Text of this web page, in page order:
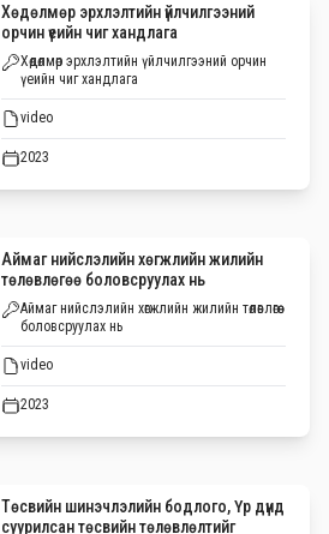
Хөдөлмөр эрхлэлтийн үйлчилгээний
орчин үеийн чиг хандлага
Хөдөлмөр эрхлэлтийн үйлчилгээний орчин
үеийн чиг хандлага
video
2023
Аймаг нийслэлийн хөгжлийн жилийн
төлөвлөгөө боловсруулах нь
Аймаг нийслэлийн хөгжлийн жилийн төлөвлөгөө
боловсруулах нь
video
2023
Төсвийн шинэчлэлийн бодлого, Үр дүнд
суурилсан төсвийн төлөвлөлтийг